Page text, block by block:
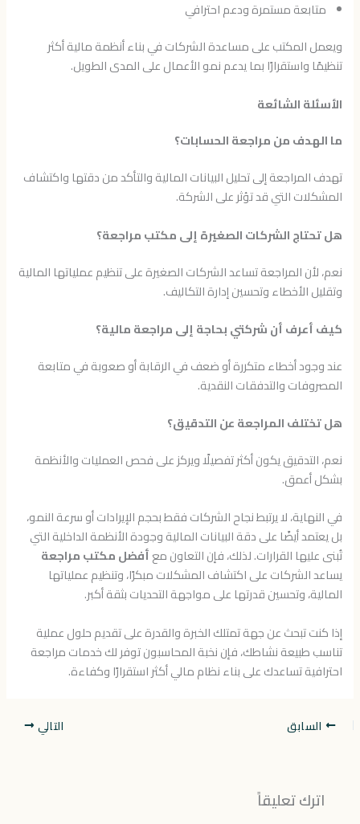
متابعة مستمرة ودعم احترافي
ويعمل المكتب على مساعدة الشركات في بناء أنظمة مالية أكثر
تنظيمًا واستقرارًا بما يدعم نمو الأعمال على المدى الطويل.
الأسئلة الشائعة
ما الهدف من مراجعة الحسابات؟
تهدف المراجعة إلى تحليل البيانات المالية والتأكد من دقتها واكتشاف
المشكلات التي قد تؤثر على الشركة.
هل تحتاج الشركات الصغيرة إلى مكتب مراجعة؟
نعم، لأن المراجعة تساعد الشركات الصغيرة على تنظيم عملياتها المالية
وتقليل الأخطاء وتحسين إدارة التكاليف.
كيف أعرف أن شركتي بحاجة إلى مراجعة مالية؟
عند وجود أخطاء متكررة أو ضعف في الرقابة أو صعوبة في متابعة
المصروفات والتدفقات النقدية.
هل تختلف المراجعة عن التدقيق؟
نعم، التدقيق يكون أكثر تفصيلًا ويركز على فحص العمليات والأنظمة
بشكل أعمق.
في النهاية، لا يرتبط نجاح الشركات فقط بحجم الإيرادات أو سرعة النمو،
بل يعتمد أيضًا على دقة البيانات المالية وجودة الأنظمة الداخلية التي
تُبنى عليها القرارات. لذلك، فإن التعاون معأفضل مكتب مراجعة
يساعد الشركات على اكتشاف المشكلات مبكرًا، وتنظيم عملياتها
المالية، وتحسين قدرتها على مواجهة التحديات بثقة أكبر.
إذا كنت تبحث عن جهة تمتلك الخبرة والقدرة على تقديم حلول عملية
تناسب طبيعة نشاطك، فإن نخبة المحاسبون توفر لك خدمات مراجعة
احترافية تساعدك على بناء نظام مالي أكثر استقرارًا وكفاءة.
السابق التالي
اترك تعليقاً